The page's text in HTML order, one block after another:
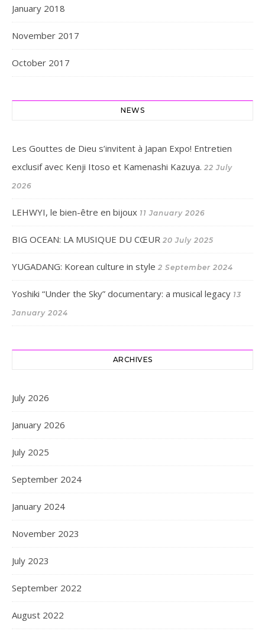
January 2018
November 2017
October 2017
NEWS
Les Gouttes de Dieu s’invitent à Japan Expo! Entretien
exclusif avec Kenji Itoso et Kamenashi Kazuya. 22 July
2026
LEHWYI, le bien-être en bijoux 11 January 2026
BIG OCEAN: LA MUSIQUE DU CŒUR 20 July 2025
YUGADANG: Korean culture in style 2 September 2024
Yoshiki “Under the Sky” documentary: a musical legacy 13
January 2024
ARCHIVES
July 2026
January 2026
July 2025
September 2024
January 2024
November 2023
July 2023
September 2022
August 2022